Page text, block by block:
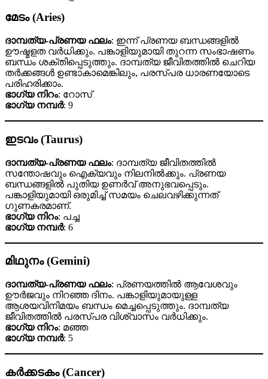
മേടം (Aries)
ദാമ്പത്യ-പ്രണയ ഫലം: ഇന്ന് പ്രണയ ബന്ധങ്ങളിൽ
ഊഷ്മളത വർധിക്കും. പങ്കാളിയുമായി തുറന്ന സംഭാഷണം
ബന്ധം ശക്തിപ്പെടുത്തും. ദാമ്പത്യ ജീവിതത്തിൽ ചെറിയ
തർക്കങ്ങൾ ഉണ്ടാകാമെങ്കിലും, പരസ്പര ധാരണയോടെ
പരിഹരിക്കാം.
ഭാഗ്യ നിറം: റോസ്
ഭാഗ്യ നമ്പർ: 9
ഇടവം (Taurus)
ദാമ്പത്യ-പ്രണയ ഫലം: ദാമ്പത്യ ജീവിതത്തിൽ
സന്തോഷവും ഐക്യവും നിലനിൽക്കും. പ്രണയ
ബന്ധങ്ങളിൽ പുതിയ ഉണർവ് അനുഭവപ്പെടും.
പങ്കാളിയുമായി ഒരുമിച്ച് സമയം ചെലവഴിക്കുന്നത്
ഗുണകരമാണ്.
ഭാഗ്യ നിറം: പച്ച
ഭാഗ്യ നമ്പർ: 6
മിഥുനം (Gemini)
ദാമ്പത്യ-പ്രണയ ഫലം: പ്രണയത്തിൽ ആവേശവും
ഊർജവും നിറഞ്ഞ ദിനം. പങ്കാളിയുമായുള്ള
ആശയവിനിമയം ബന്ധം മെച്ചപ്പെടുത്തും. ദാമ്പത്യ
ജീവിതത്തിൽ പരസ്പര വിശ്വാസം വർധിക്കും.
ഭാഗ്യ നിറം: മഞ്ഞ
ഭാഗ്യ നമ്പർ: 5
കർക്കടകം (Cancer)